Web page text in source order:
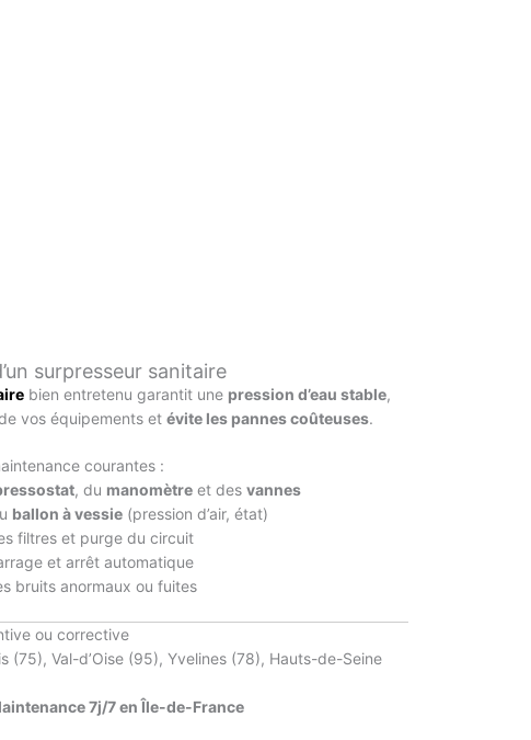
surpresseur sanitaire
bien entretenu garantit une pression d’eau stable,
vos équipements etévite les pannes coûteuses.
courantes :
, du manomètre et desvannes
ballon à vessie (pression d’air, état)
filtres et purge du circuit
et arrêt automatique
bruits anormaux ou fuites
ou corrective
(75), Val-d’Oise (95), Yvelines (78), Hauts-de-Seine
7j/7 en Île-de-France